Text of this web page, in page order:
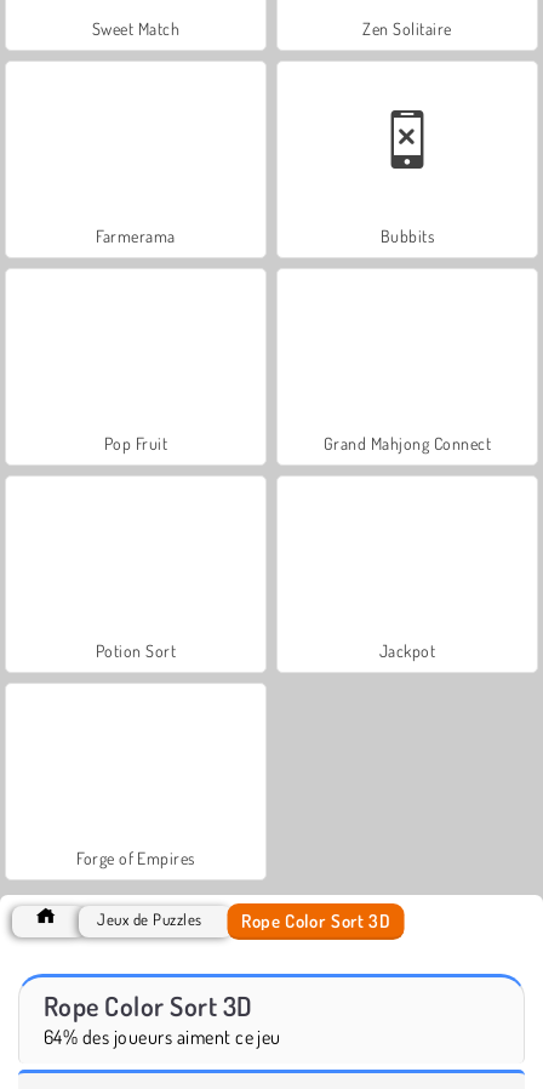
Sweet Match Zen Solitaire
Farmerama Bubbits
Pop Fruit Grand Mahjong Connect
Potion Sort Jackpot
Forge of Empires
Jeux de Puzzles Rope Color Sort 3D
Rope Color Sort 3D
64% des joueurs aiment ce jeu